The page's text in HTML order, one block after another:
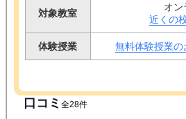
対象教室
オン
近くの
体験授業 無料体験授業の
口コミ 全28件